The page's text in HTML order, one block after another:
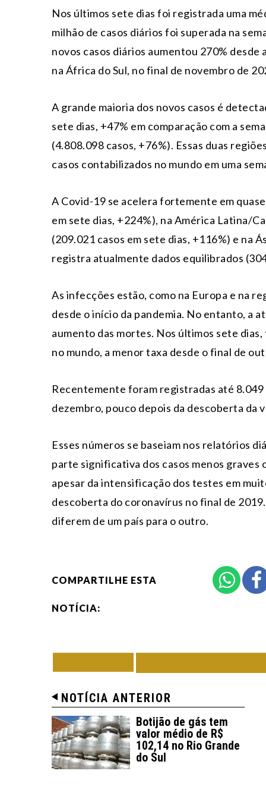
Nos últimos sete dias foi registrada uma
milhão de casos diários foi superada na
novos casos diários aumentou 270%
na África do Sul, no final de novembro de
A grande maioria dos novos casos é
sete dias, +47% em comparação com a
(4.808.098 casos, +76%). Essas duas
casos contabilizados no mundo em uma
A Covid-19 se acelera fortemente em
em sete dias, +224%), na América Latina/
(209.021 casos em sete dias, +116%) e na
registra atualmente dados equilibrados
As infecções estão, como na Europa e na
desde o início da pandemia. No entanto, a
aumento das mortes. Nos últimos sete
no mundo, a menor taxa desde o final de
Recentemente foram registradas até
dezembro, pouco depois da descoberta da
Esses números se baseiam nos relatórios
parte significativa dos casos menos
apesar da intensificação dos testes em
descoberta do coronavírus no final de
diferem de um país para o outro.
COMPARTILHE ESTA
NOTÍCIA:
NOTÍCIA ANTERIOR
Botijão de gás tem
valor médio de R$
102,14 no Rio Grande
do Sul